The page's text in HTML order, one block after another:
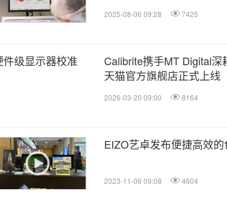
2025-08-06 09:28 7425
级显示器校准
Calibrite携手MT Digital
天猫官方旗舰店正式上线
2026-03-20 09:00 8164
EIZO艺卓发布便捷高效
2023-11-06 09:08 4604